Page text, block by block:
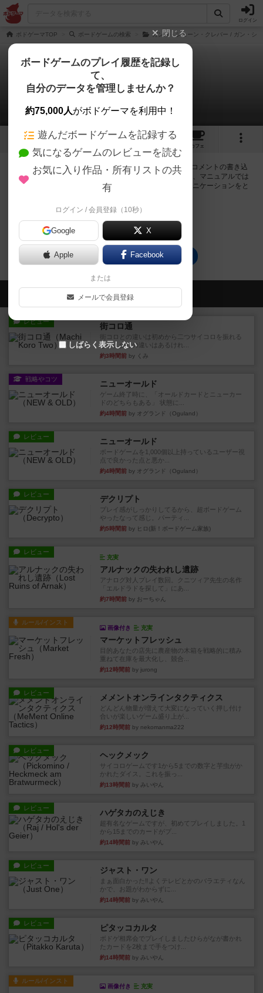
ログイン
ボドゲーマTOP ボードゲームの検索 ガンツ・シェーン・クレバー / ガン・シ
クレバー 4エバー
0件の掲示板
1 2
カフェ
ログインするとクレバー 4エバーに関する掲示板の作成やコメントの書き込
みが出来るようになります。ルールの疑問やエラッタ情報、マニュアルでは
判断し辛い曖昧な表記等について会員同士で自由にコミュニケーションをと
ログイン/無料会員登録
クレバー 4エバーのトップに戻る
会員の新しい投稿
レビュー 街コロ通
街コロとの違いは初めから二つサイコロを振れる
など、少しの違いはあるけれ...
約3時間前 by くみ
戦略やコツ ニューオールド
ゲーム終了時に、「オールドカードとニューカー
ドのどちらもある」 状態に...
約4時間前 by オグランド（Oguland）
レビュー ニューオールド
ボードゲームを1,000個以上持っているユーザー視
点で良かった点と悪か...
約4時間前 by オグランド（Oguland）
レビュー デクリプト
プレイ感がしっかりしてるから、超ボードゲーム
やったなって感じ。パーティ...
約5時間前 by ヒロ(新！ボードゲーム家族)
レビュー
充実
アルナックの失われし遺跡
アナログ対人プレイ数回。クニツィア先生の名作
「エルドラドを探して」にあ...
約7時間前 by おーちゃん
ルール/インスト
画像付き 充実
マーケットフレッシュ
目的あなたの店先に農産物の木箱を戦略的に積み
重ねて在庫を最大化し、競合...
約12時間前 by jurong
レビュー メメントオンラインタクティクス
どんどん物量が増えて大変になっていく押し付け
合いが楽しいゲーム盛り上が...
約12時間前 by nekomanma222
レビュー ヘックメック
サイコロゲームです1から5までの数字と芋虫がか
かれたダイス。これを振っ...
約13時間前 by みいやん
レビュー ハゲタカのえじき
超有名なゲームですが、初めてプレイしました。1
から15までのカードがプ...
約14時間前 by みいやん
レビュー ジャスト・ワン
まぁ面白かった‼️よくテレビとかのバラエティなん
かで、お題がわからずに...
約14時間前 by みいやん
レビュー ピタッコカルタ
ボドゲ相席会でプレイしましたひらがなが書かれ
たカードを2枚まで手をつけ...
約14時間前 by みいやん
ルール/インスト
画像付き 充実
閉じる
ボードゲームのプレイ履歴を記録し
て、
自分のデータを管理しませんか？
約75,000人がボドゲーマを利用中！
遊んだボードゲームを記録する
気になるゲームのレビューを読む
お気に入り作品・所有リストの共
有
ログイン / 会員登録（10秒）
Google X
Apple Facebook
または
メールで会員登録
しばらく表示しない